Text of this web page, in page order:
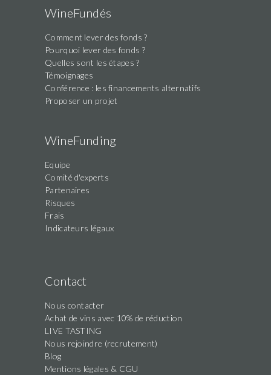
WineFundés
Comment lever des fonds ?
Pourquoi lever des fonds ?
Quelles sont les étapes ?
Témoignages
Conférence : les financements alternatifs
Proposer un projet
WineFunding
Equipe
Comité d'experts
Partenaires
Risques
Frais
Indicateurs légaux
Contact
Nous contacter
Achat de vins avec 10% de réduction
LIVE TASTING
Nous rejoindre (recrutement)
Blog
Mentions légales & CGU